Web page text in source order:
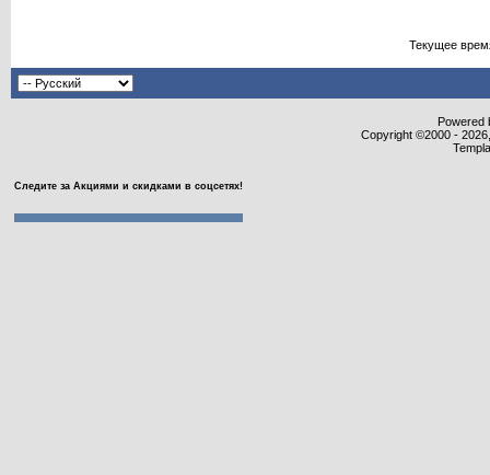
Текущее
Powered
Copyright ©2000 -
Следите за Акциями и скидками в соцсетях!